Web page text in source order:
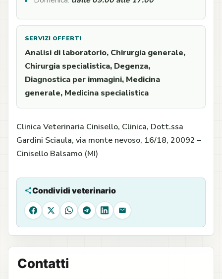
SERVIZI OFFERTI
Analisi di laboratorio, Chirurgia generale,
Chirurgia specialistica, Degenza,
Diagnostica per immagini, Medicina
generale, Medicina specialistica
Clinica Veterinaria Cinisello, Clinica, Dott.ssa
Gardini Sciaula, via monte nevoso, 16/18, 20092 –
Cinisello Balsamo (MI)
Condividi veterinario
Facebook
X WhatsAppTelegram
LinkedIn
Email
Contatti